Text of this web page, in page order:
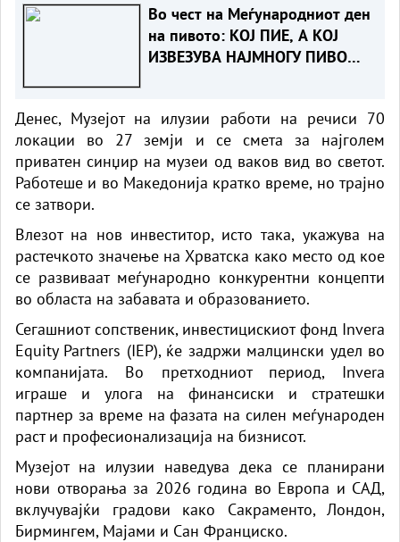
Во чест на Меѓународниот ден
на пивото: КОЈ ПИЕ, А КОЈ
ИЗВЕЗУВА НАЈМНОГУ ПИВО
Денес, Музејот на илузии работи на речиси 70
локации во 27 земји и се смета за најголем
приватен синџир на музеи од ваков вид во светот.
Работеше и во Македонија кратко време, но трајно
се затвори.
Влезот на нов инвеститор, исто така, укажува на
растечкото значење на Хрватска како место од кое
се развиваат меѓународно конкурентни концепти
во областа на забавата и образованието.
Сегашниот сопственик, инвестицискиот фонд Invera
Equity Partners (IEP), ќе задржи малцински удел во
компанијата. Во претходниот период, Invera
играше и улога на финансиски и стратешки
партнер за време на фазата на силен меѓународен
раст и професионализација на бизнисот.
Музејот на илузии наведува дека се планирани
нови отворања за 2026 година во Европа и САД,
вклучувајќи градови како Сакраменто, Лондон,
Бирмингем, Мајами и Сан Франциско.